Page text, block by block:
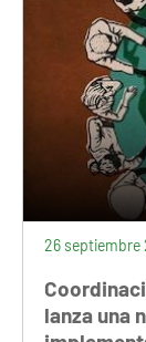
26 septiembre
lanza una